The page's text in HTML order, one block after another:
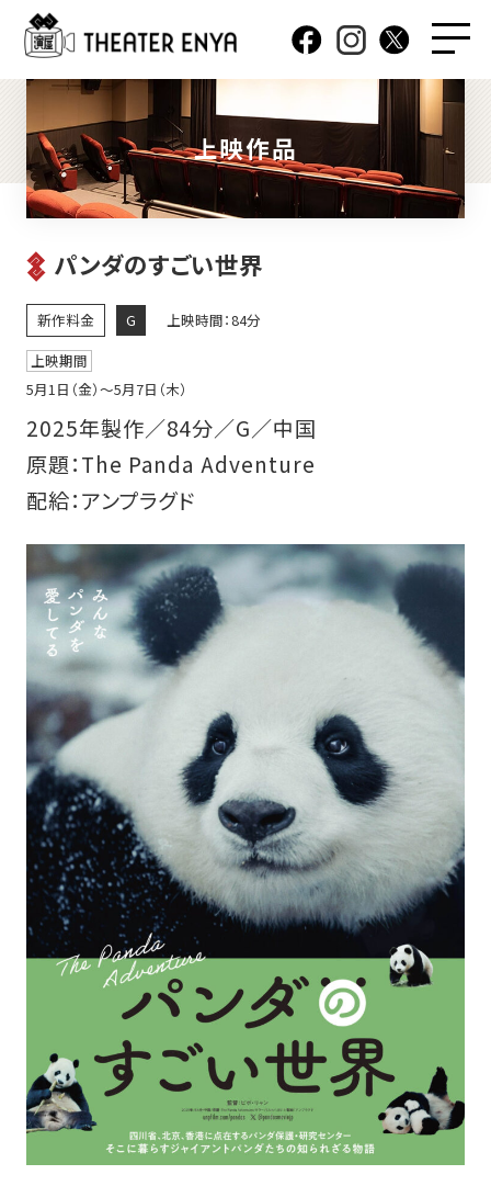
上映作品
パンダのすごい世界
新作料金 G
上映時間：84分
上映期間
5月1日（金）〜5月7日（木）
2025年製作／84分／G／中国
原題：The Panda Adventure
配給：アンプラグド